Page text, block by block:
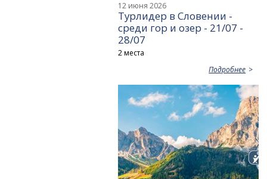
12 июня 2026
Турлидер в Словении -
среди гор и озер - 21/07 -
28/07
2 места
Подробнее